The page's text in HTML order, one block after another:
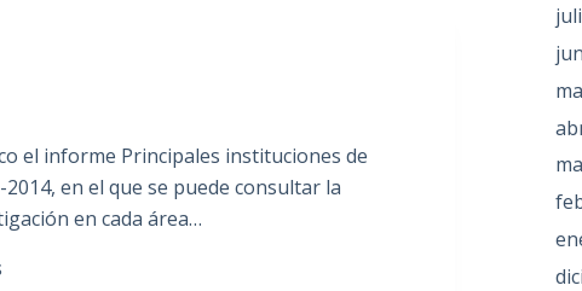
el informe Principales instituciones de
en el que se puede consultar la
en cada área…